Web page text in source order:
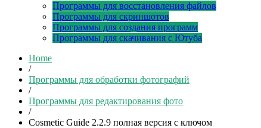
Программы для восстановления файлов
Программы для скриншотов
Программы для создания программ
Программы для скачивания с Ютуба
Home
/
Программы для обработки фотографий
/
Программы для редактирования фото
/
Cosmetic Guide 2.2.9 полная версия с ключом